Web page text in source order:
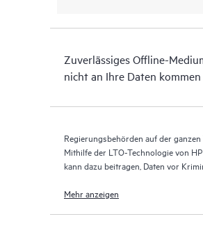
Zuverlässiges Offline-
nicht an Ihre Daten kommen
Regierungsbehörden auf der
Mithilfe der LTO-Technologie von
kann dazu beitragen, Daten vor
Mehr anzeigen